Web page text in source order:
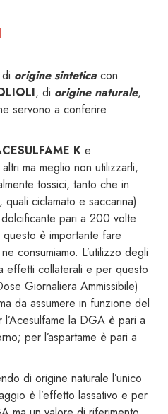
origine sintetica con
, di origine naturale,
servono a conferire
K e
ma meglio non utilizzarli,
tossici, tanto che in
ciclamato e saccarina)
pari a 200 volte
è importante fare
consumiamo. L’utilizzo degli
effetti collaterali e per questo
Giornaliera Ammissibile)
da assumere in funzione del
la DGA è pari a
per l’aspartame è pari a
di origine naturale l’unico
è l’effetto lassativo e per